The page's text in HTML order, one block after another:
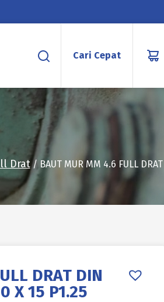
Cari Cepat
Drat/ BAUT MUR MM 4.6 FULL DRAT
DRAT DIN
X 15 P1.25